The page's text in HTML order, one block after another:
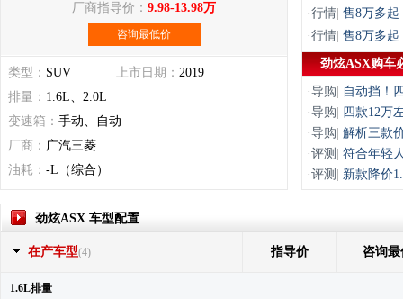
厂商指导价： 9.98-13.98万
咨询最低价
类型： SUV 上市日期： 2019
排量： 1.6L、2.0L
变速箱： 手动、自动
厂商： 广汽三菱
油耗： -L（综合）
·行情 售8万多
·行情 售8万多起
劲炫ASX购车
·导购
自动挡！
·导购
四款12万
·导购 解析三款
·评测
符合年轻
·评测 新款降价
劲炫ASX 车型配置
在产车型(4) 指导价 咨询最
1.6L排量